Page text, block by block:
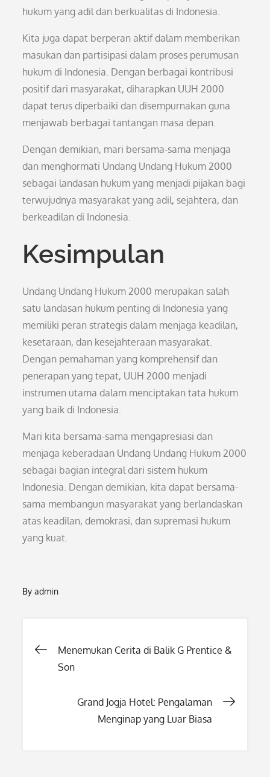
hukum yang adil dan berkualitas di Indonesia.
Kita juga dapat berperan aktif dalam memberikan
masukan dan partisipasi dalam proses perumusan
hukum di Indonesia. Dengan berbagai kontribusi
positif dari masyarakat, diharapkan UUH 2000
dapat terus diperbaiki dan disempurnakan guna
menjawab berbagai tantangan masa depan.
Dengan demikian, mari bersama-sama menjaga
dan menghormati Undang Undang Hukum 2000
sebagai landasan hukum yang menjadi pijakan bagi
terwujudnya masyarakat yang adil, sejahtera, dan
berkeadilan di Indonesia.
Kesimpulan
Undang Undang Hukum 2000 merupakan salah
satu landasan hukum penting di Indonesia yang
memiliki peran strategis dalam menjaga keadilan,
kesetaraan, dan kesejahteraan masyarakat.
Dengan pemahaman yang komprehensif dan
penerapan yang tepat, UUH 2000 menjadi
instrumen utama dalam menciptakan tata hukum
yang baik di Indonesia.
Mari kita bersama-sama mengapresiasi dan
menjaga keberadaan Undang Undang Hukum 2000
sebagai bagian integral dari sistem hukum
Indonesia. Dengan demikian, kita dapat bersama-
sama membangun masyarakat yang berlandaskan
atas keadilan, demokrasi, dan supremasi hukum
yang kuat.
Byadmin
Post
Menemukan Cerita di Balik G Prentice &
Son
Grand Jogja Hotel: Pengalaman
Menginap yang Luar Biasa